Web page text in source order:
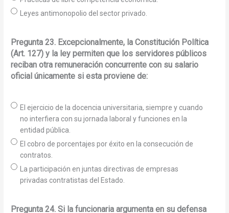
Leyes antimonopolio del sector privado.
Pregunta 23. Excepcionalmente, la Constitución Política
(Art. 127) y la ley permiten que los servidores públicos
reciban otra remuneración concurrente con su salario
oficial únicamente si esta proviene de:
El ejercicio de la docencia universitaria, siempre y cuando
no interfiera con su jornada laboral y funciones en la
entidad pública.
El cobro de porcentajes por éxito en la consecución de
contratos.
La participación en juntas directivas de empresas
privadas contratistas del Estado.
Pregunta 24. Si la funcionaria argumenta en su defensa